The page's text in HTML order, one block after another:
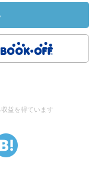
益を得ています